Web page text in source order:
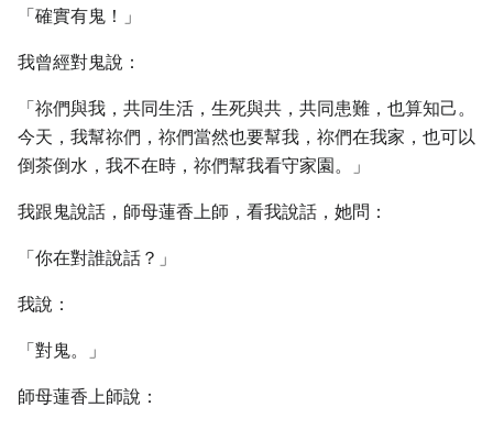
「確實有鬼！」
我曾經對鬼說：
「祢們與我，共同生活，生死與共，共同患難，也算知己。
今天，我幫祢們，祢們當然也要幫我，祢們在我家，也可以
倒茶倒水，我不在時，祢們幫我看守家園。」
我跟鬼說話，師母蓮香上師，看我說話，她問：
「你在對誰說話？」
我說：
「對鬼。」
師母蓮香上師說：